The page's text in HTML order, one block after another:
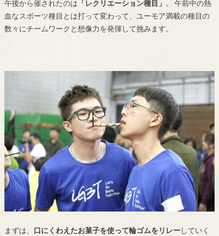
午後から催されたのは 「レクリエーション種目」 。 午前中の熱
血なスポーツ種目とは打って変わって、ユーモア満載の種目の
数々にチームワークと想像力を発揮して挑みます。
まずは、 口にくわえたお菓子を使って輪ゴムをリレーしていく